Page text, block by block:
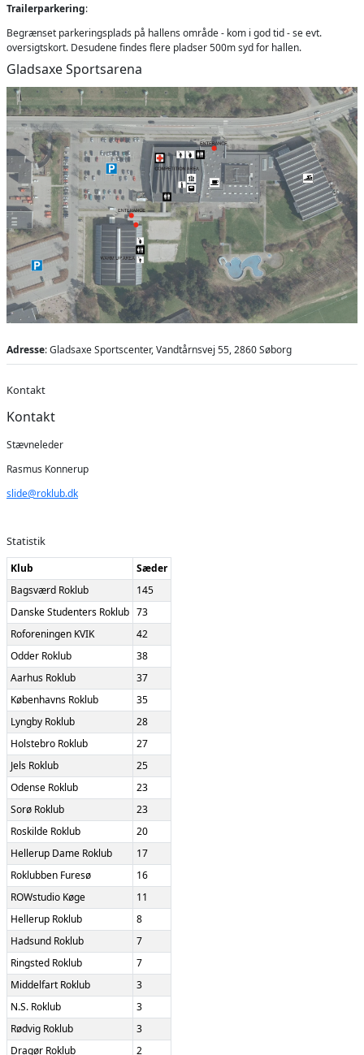
Trailerparkering:
Begrænset parkeringsplads på hallens område - kom i god tid - se evt.
oversigtskort. Desudene findes flere pladser 500m syd for hallen.
Gladsaxe Sportsarena
Adresse: Gladsaxe Sportscenter, Vandtårnsvej 55, 2860 Søborg
Kontakt
Kontakt
Stævneleder
Rasmus Konnerup
slide@roklub.dk
Statistik
Klub
Sæder
Bagsværd Roklub
145
Danske Studenters Roklub 73
Roforeningen KVIK
42
Odder Roklub
38
Aarhus Roklub
37
Københavns Roklub
35
Lyngby Roklub
28
Holstebro Roklub
27
Jels Roklub
25
Odense Roklub
23
Sorø Roklub
23
Roskilde Roklub
20
Hellerup Dame Roklub
17
Roklubben Furesø
16
ROWstudio Køge
11
Hellerup Roklub
8
Hadsund Roklub
7
Ringsted Roklub
7
Middelfart Roklub
3
N.S. Roklub
3
Rødvig Roklub
3
Dragør Roklub
2